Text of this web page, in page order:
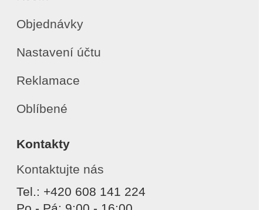
Objednávky
Nastavení účtu
Reklamace
Oblíbené
Kontakty
Kontaktujte nás
Tel.: +420 608 141 224